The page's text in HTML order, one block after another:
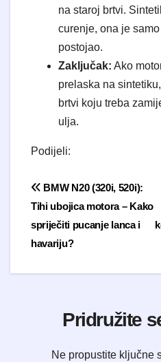
na staroj brtvi.
curenje, ona je samo
postojao.
Zaključak: Ako
prelaska na
brtvi koju treba
ulja.
Podijeli:
Navigacija
BMW N20 (320i, 520i):
Tihi ubojica motora – Kako
spriječiti pucanje lanca i
havariju?
Pridružite
Ne propustite ključne